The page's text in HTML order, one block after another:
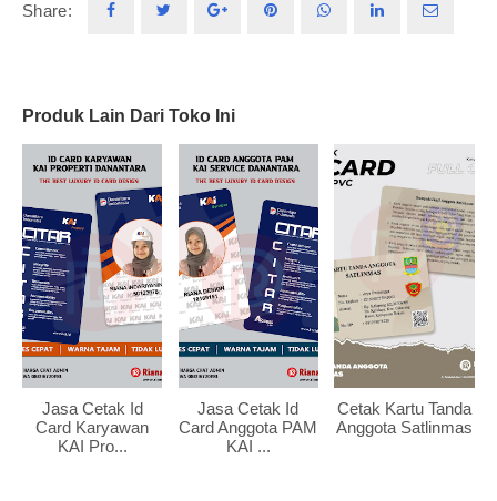
Share:
Produk Lain Dari Toko Ini
Jasa Cetak Id
Card Karyawan
KAI Pro...
Jasa Cetak Id
Card Anggota PAM
KAI ...
Cetak Kartu Tanda
Anggota Satlinmas